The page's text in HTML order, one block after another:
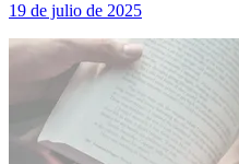
19 de julio de 2025